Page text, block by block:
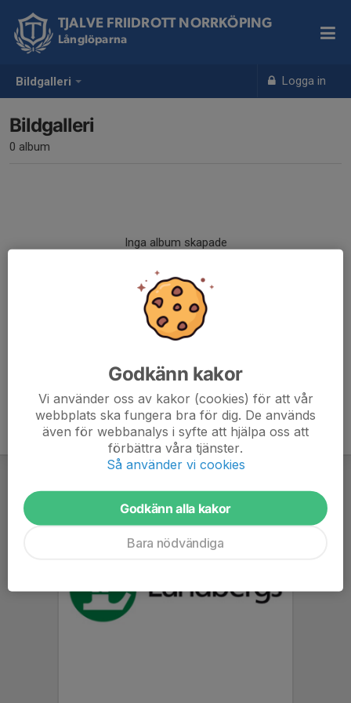
Bildgalleri Logga in
TJALVE FRIIDROTT NORRKÖPING
Långlöparna
Bildgalleri
0 album
Inga album skapade
Godkänn kakor
Vi använder oss av kakor (cookies) för att vår
webbplats ska fungera bra för dig. De används
även för webbanalys i syfte att hjälpa oss att
förbättra våra tjänster.
Så använder vi cookies
Godkänn alla kakor
Bara nödvändiga